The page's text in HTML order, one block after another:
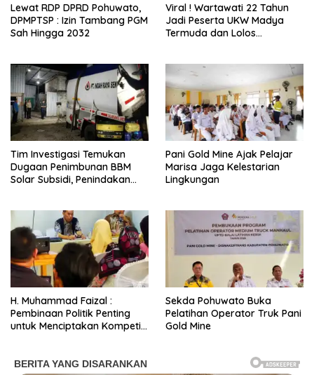
Lewat RDP DPRD Pohuwato,
DPMPTSP : Izin Tambang PGM
Sah Hingga 2032
Viral ! Wartawati 22 Tahun
Jadi Peserta UKW Madya
Termuda dan Lolos
Tim Investigasi Temukan
Dugaan Penimbunan BBM
Solar Subsidi, Penindakan
Pani Gold Mine Ajak Pelajar
Marisa Jaga Kelestarian
Lingkungan
H. Muhammad Faizal :
Pembinaan Politik Penting
untuk Menciptakan Kompetisi
Sekda Pohuwato Buka
Pelatihan Operator Truk Pani
Gold Mine